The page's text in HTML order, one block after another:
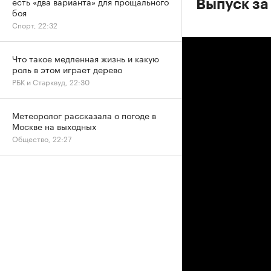
Выпуск
боя
Спорт, 22:32
Что такое медленная жизнь и какую
роль в этом играет дерево
РБК и Старквуд, 22:30
Метеоролог рассказала о погоде в
Москве на выходных
Общество, 22:27